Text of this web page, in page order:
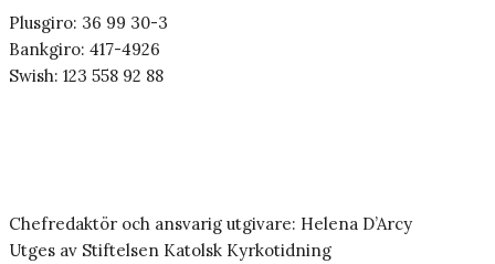
Plusgiro: 36 99 30-3
Bankgiro: 417-4926
Swish: 123 558 92 88
Chefredaktör och ansvarig utgivare: Helena D’Arcy
Utges av Stiftelsen Katolsk Kyrkotidning